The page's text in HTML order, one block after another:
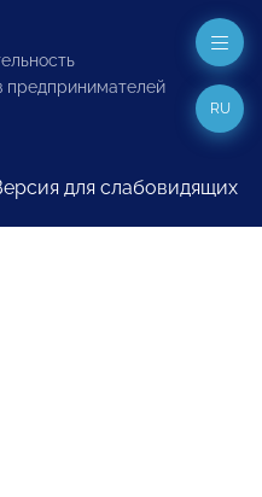
предпринимателей
для слабовидящих
RU